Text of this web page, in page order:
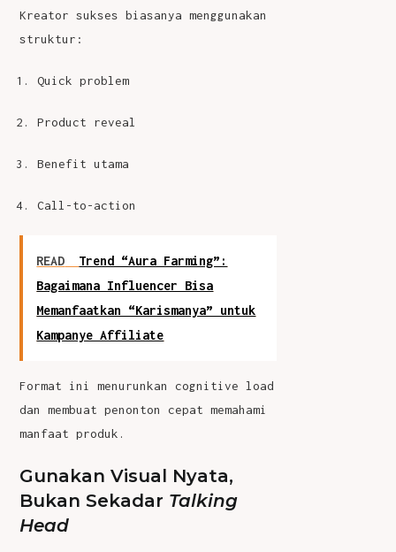
Kreator sukses biasanya menggunakan
struktur:
Quick problem
Product reveal
Benefit utama
Call-to-action
READ
Trend “Aura Farming”:
Bagaimana Influencer Bisa
Memanfaatkan “Karismanya” untuk
Kampanye Affiliate
Format ini menurunkan cognitive load
dan membuat penonton cepat memahami
manfaat produk.
Gunakan Visual Nyata,
Bukan Sekadar Talking
Head